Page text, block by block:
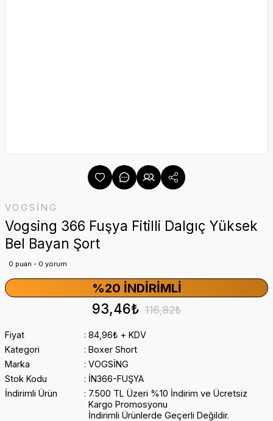
VOGSİNG
Vogsing 366 Fuşya Fitilli Dalgıç Yüksek
Bel Bayan Şort
0 puan - 0 yorum
%20 İNDIRIMLI
93,46₺ 116,82₺
Fiyat
84,96₺ + KDV
Kategori
Boxer Short
Marka
VOGSİNG
Stok Kodu
İN366-FUŞYA
İndirimli Ürün
7.500 TL Üzeri %10 İndirim ve Ücretsiz
Kargo Promosyonu
İndirimli Ürünlerde Geçerli Değildir.